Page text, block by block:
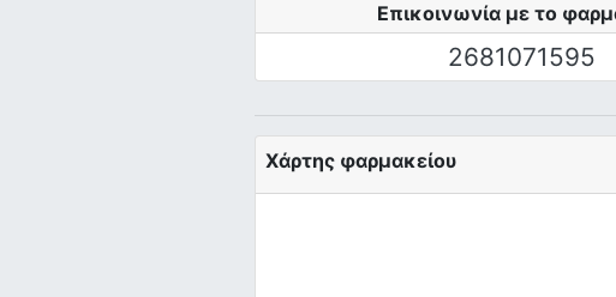
Επικοινωνία με το
2681071595
Χάρτης φαρμακείου